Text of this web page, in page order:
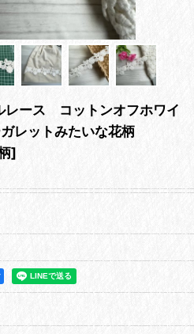
レース コットンオフホワイ
ットみたいな花柄
]